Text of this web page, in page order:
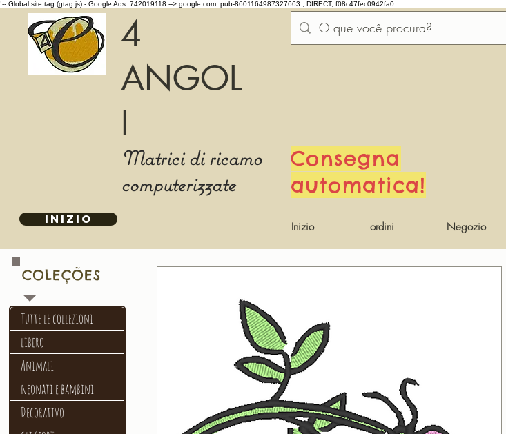
!-- Global site tag (gtag.js) - Google Ads: 742019118 --> google.com, pub-8601164987327663 , DIRECT, f08c47fec0942fa0
4
ANGOL
I
Matrici di ricamo
computerizzate
Consegna
automatica!
INIZIO
Inizio ordini Negozio
Tutte le collezioni
libero
Animali
neonati e bambini
Decorativo
COLEÇÕES